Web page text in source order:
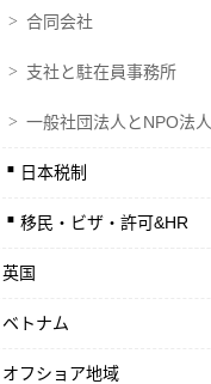
> 合同会社
> 支社と駐在員事務所
> 一般社団法人とNPO法人
. 日本税制
. 移民・ビザ・許可&HR
英国
ベトナム
オフショア地域